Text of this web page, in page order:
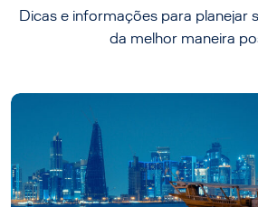
Dicas e informações para planejar
da melhor maneira